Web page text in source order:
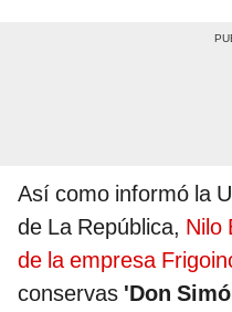
Así como informó la
de La República, Nilo
de la empresa
conservas 'Don